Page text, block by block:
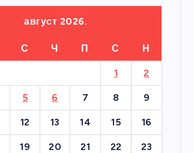
август 2026.
С Ч П С Н
1 2
5 6 7 8 9
12 13 14 15 16
19 20 21 22 23